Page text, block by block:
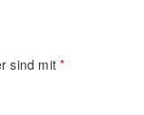
sind mit*